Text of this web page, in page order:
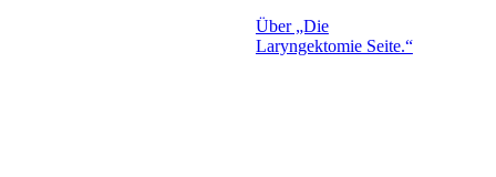
Über „Die
Laryngektomie Seite.“